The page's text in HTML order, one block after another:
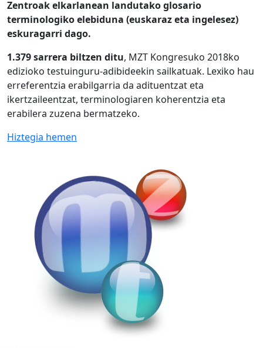
Zentroak elkarlanean landutako glosario
terminologiko elebiduna (euskaraz eta ingelesez)
eskuragarri dago.
1.379 sarrera biltzen ditu, MZT Kongresuko 2018ko
edizioko testuinguru-adibideekin sailkatuak. Lexiko hau
erreferentzia erabilgarria da adituentzat eta
ikertzaileentzat, terminologiaren koherentzia eta
erabilera zuzena bermatzeko.
Hiztegia hemen